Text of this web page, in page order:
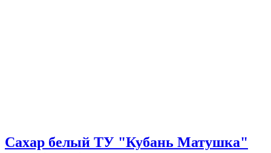
Сахар белый ТУ "Кубань Матушка"